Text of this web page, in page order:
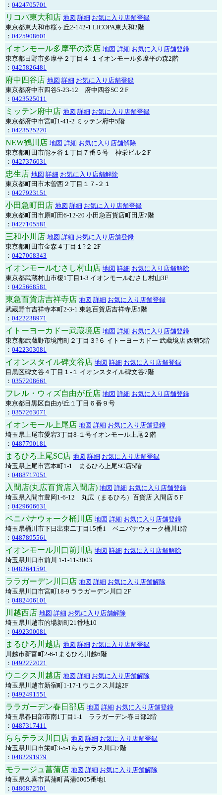
： 0424705701
リコパ東大和店 地図 詳細 お気に入り店舗登録
東京都東大和市桜ヶ丘2-142-1 LICOPA東大和2階
： 0425908601
イオンモール多摩平の森店 地図 詳細 お気に入り店舗登録
東京都日野市多摩平２丁目４-１イオンモール多摩平の森2階
： 0425826481
府中四谷店 地図 詳細 お気に入り店舗登録
東京都府中市四谷5-23-12 府中四谷SC２F
： 0423525011
ミッテン府中店 地図 詳細 お気に入り店舗登録
東京都府中市宮町1-41-2 ミッテン府中5階
： 0423525220
NEW鶴川店 地図 詳細 お気に入り店舗解除
東京都町田市能ヶ谷１丁目７番５号 神栄ビル２F
： 0427376031
忠生店 地図 詳細 お気に入り店舗解除
東京都町田市木曽西２丁目１７-２１
： 0427923151
小田急町田店 地図 詳細 お気に入り店舗登録
東京都町田市原町田6-12-20 小田急百貨店町田店7階
： 0427105581
三和小川店 地図 詳細 お気に入り店舗登録
東京都町田市金森４丁目１?２ 2F
： 0427068343
イオンモールむさし村山店 地図 詳細 お気に入り店舗解除
東京都武蔵村山市榎1丁目1-3 イオンモールむさし村山3F
： 0425668581
東急百貨店吉祥寺店 地図 詳細 お気に入り店舗登録
武蔵野市吉祥寺本町2-3-1 東急百貨店吉祥寺店5階
： 0422238971
イトーヨーカドー武蔵境店 地図 詳細 お気に入り店舗登録
東京都武蔵野市境南町２丁目３?６ イトーヨーカドー 武蔵境店 西館5階
： 0422303081
イオンスタイル碑文谷店 地図 詳細 お気に入り店舗登録
目黒区碑文谷４丁目１-１ イオンスタイル碑文谷7階
： 0357208661
フレル・ウィズ自由が丘店 地図 詳細 お気に入り店舗登録
東京都目黒区自由が丘１丁目６番９号
： 0357263071
イオンモール上尾店 地図 詳細 お気に入り店舗登録
埼玉県上尾市愛宕3丁目8-１号イオンモール上尾２階
： 0487790181
まるひろ上尾SC店 地図 詳細 お気に入り店舗登録
埼玉県上尾市宮本町1-1 まるひろ上尾SC店5階
： 0488717051
入間店(丸広百貨店入間店) 地図 詳細 お気に入り店舗登録
埼玉県入間市豊岡1-6-12 丸広（まるひろ）百貨店 入間店５F
： 0429606631
ベニバナウォーク桶川店 地図 詳細 お気に入り店舗登録
埼玉県桶川市下日出東二丁目15番1 ベニバナウォーク桶川1階
： 0487895561
イオンモール川口前川店 地図 詳細 お気に入り店舗解除
埼玉県川口市前川 1-1-11-3003
： 0482641591
ララガーデン川口店 地図 詳細 お気に入り店舗解除
埼玉県川口市宮町18-9 ララガーデン川口 2F
： 0482406101
川越西店 地図 詳細 お気に入り店舗解除
埼玉県川越市的場新町21番地10
： 0492390081
まるひろ川越店 地図 詳細 お気に入り店舗登録
川越市新富町2-6-1まるひろ川越6階
： 0492272021
ウニクス川越店 地図 詳細 お気に入り店舗解除
埼玉県川越市新宿町1-17-1 ウニクス川越2F
： 0492491551
ララガーデン春日部店 地図 詳細 お気に入り店舗登録
埼玉県春日部市南1丁目1-1 ララガーデン春日部2階
： 0487317411
ららテラス川口店 地図 詳細 お気に入り店舗登録
埼玉県川口市栄町3-5-1ららテラス川口7階
： 0482291979
モラージュ菖蒲店 地図 詳細 お気に入り店舗解除
埼玉県久喜市菖蒲町菖蒲6005番地1
： 0480872501